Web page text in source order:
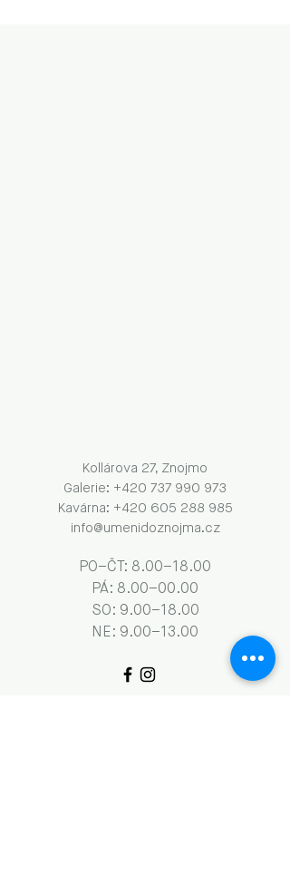
Kollárova 27, Znojmo
Galerie: +420 737 990 973
Kavárna: +420 605 288 985
info@umenidoznojma.cz
PO–ČT: 8.00–18.00
​​​PÁ: 8.00–00.00
SO: 9.00–18.00
NE: 9.00–13.00